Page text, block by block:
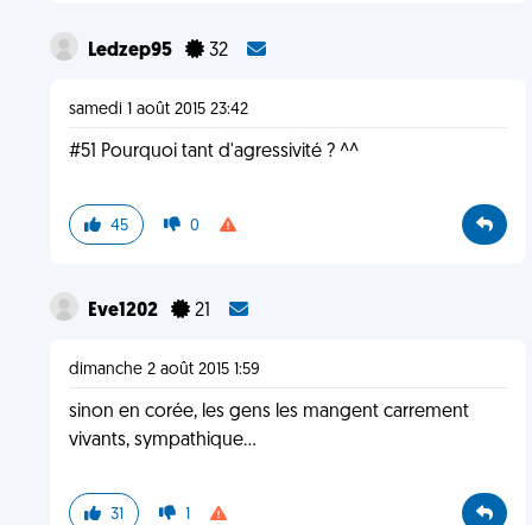
Ledzep95 32
samedi 1 août 2015 23:42
#51 Pourquoi tant d'agressivité ? ^^
45 0
Eve1202 21
dimanche 2 août 2015 1:59
sinon en corée, les gens les mangent carrement
vivants, sympathique...
31 1